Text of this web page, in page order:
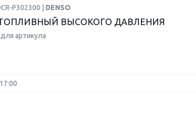
P302300 | DENSO
ВЫСОКОГО ДАВЛЕНИЯ
артикула